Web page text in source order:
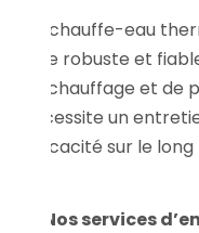
Un chauffe-eau
être robuste et
de chauffage et de
nécessite un
efficacité sur le
Nos services